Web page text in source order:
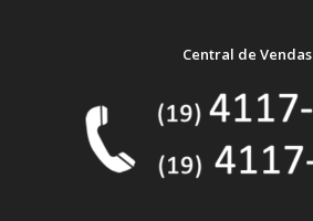
Central de Vendas